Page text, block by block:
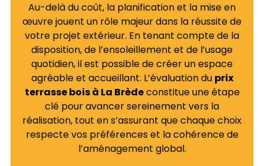
Au-delà du coût, la planification et la mise en
œuvre jouent un rôle majeur dans la réussite de
votre projet extérieur. En tenant compte de la
disposition, de l’ensoleillement et de l’usage
quotidien, il est possible de créer un espace
agréable et accueillant. L’évaluation du prix
terrasse bois à La Brèdeconstitue une étape
clé pour avancer sereinement vers la
réalisation, tout en s’assurant que chaque choix
respecte vos préférences et la cohérence de
l’aménagement global.